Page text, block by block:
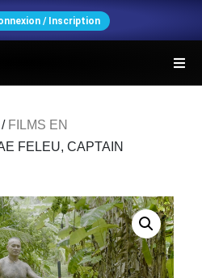
/ Inscription
/ FILMS EN
FELEU, CAPTAIN